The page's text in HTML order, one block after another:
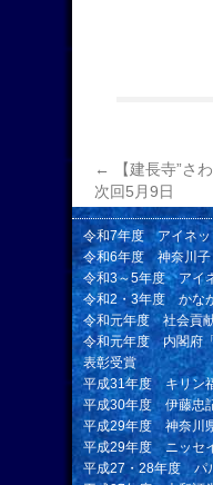
←
【建長寺”さ
次回5月9日
令和7年度 アイネッ
令和6年度 神奈川子
令和3～5年度 アイ
令和2・3年度 かな
令和元年度 社会貢
令和元年度 内閣府
表彰受賞
平成31年度 キリン
平成30年度 伊藤忠
平成29年度 神奈川
平成29年度 ニッセ
平成27・28年度 パ